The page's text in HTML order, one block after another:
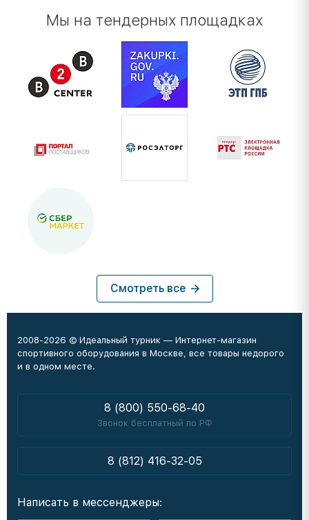
Мы на тендерных площадках
Смотреть все
2008-2026 © Идеальный турник — Интернет-магазин
спортивного оборудования в Москве, все товары недорого
и в одном месте.
8 (800) 550-68-40
Звонок бесплатный по РФ
8 (812) 416-32-05
Написать в мессенджеры: